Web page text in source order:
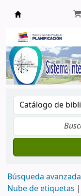
Búsqueda avanzada
Nube de etiquetas